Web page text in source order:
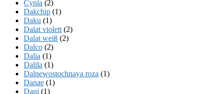
Cynia (2)
Dakchip (1)
Daku (1)
Dalat violett (2)
Dalat weiß (2)
Dalco (2)
Dalia (1)
Dalila (1)
Dalnewostochnaya roza (1)
Danae (1)
Dani (1)